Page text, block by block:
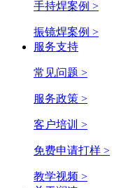
手持焊案例 >
振镜焊案例 >
服务支持
常见问题 >
服务政策 >
客户培训 >
免费申请打样 >
教学视频 >